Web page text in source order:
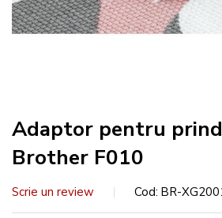
Adaptor pentru
Brother F010
Scrie un review Cod BR-